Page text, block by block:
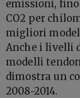
emissioni,
CO2 per
migliori
Anche i livelli
modelli
dimostra un
2008-2014.